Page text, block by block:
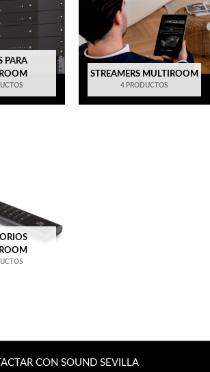
PARA
STREAMERS MULTIROOM
4 PRODUCTOS
CON SOUND SEVILLA